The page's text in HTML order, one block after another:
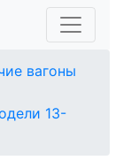
вагоны
13-